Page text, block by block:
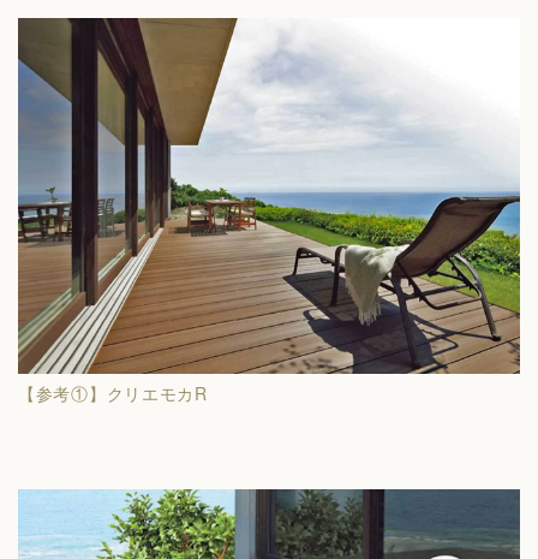
【参考①】クリエモカR